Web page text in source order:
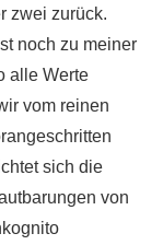
zwei zurück.
noch zu meiner
alle Werte
vom reinen
sich die
von